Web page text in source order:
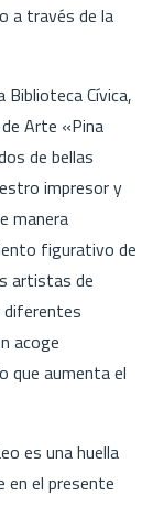
a través de la
Biblioteca Cívica,
Arte «Pina
de bellas
impresor y
manera
figurativo de
artistas de
diferentes
acoge
que aumenta el
es una huella
en el presente